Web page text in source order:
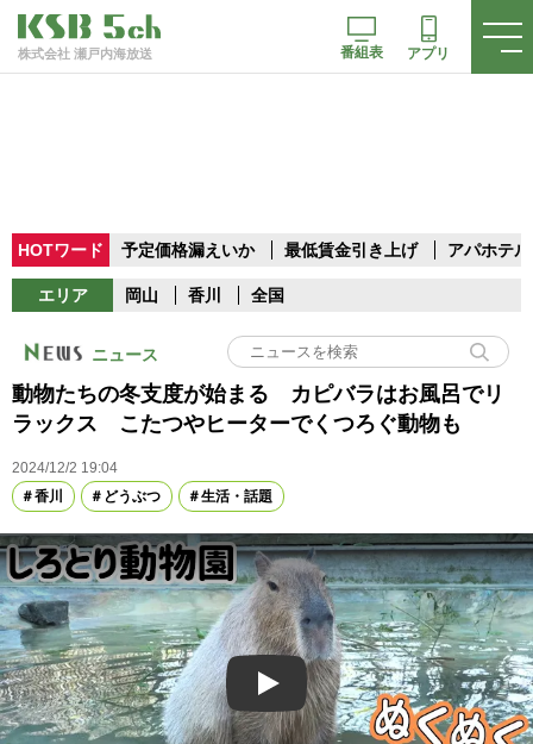
株式会社 瀬戸内海放送 番組表 アプリ
HOTワード 予定価格漏えいか 最低賃金引き上げ アパホテル
エリア 岡山 香川 全国
ニュース
動物たちの冬支度が始まる カピバラはお風呂でリ
ラックス こたつやヒーターでくつろぐ動物も
2024/12/2 19:04
香川
どうぶつ 生活・話題
Play